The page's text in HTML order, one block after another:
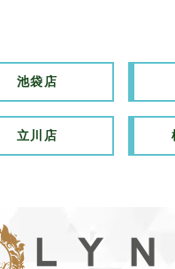
池袋店
立川店